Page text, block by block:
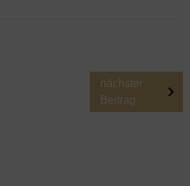
nächster
Beitrag